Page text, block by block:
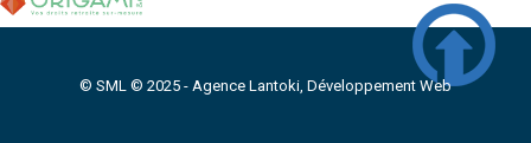
© SML © 2025 - Agence Lantoki, Développement Web